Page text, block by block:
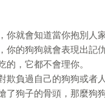
你就會知道當你抱別人
你的狗狗就會表現出記
的，它都不會理你。
欺負過自己的狗狗或者
了狗子的骨頭，那麼狗